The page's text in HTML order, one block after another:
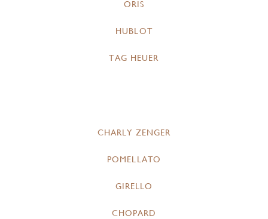
ORIS
HUBLOT
TAG HEUER
CHARLY ZENGER
POMELLATO
GIRELLO
CHOPARD